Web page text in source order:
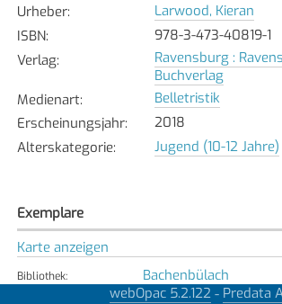
Urheber:
Larwood, Kieran
ISBN:
978-3-473-40819-1
Verlag:
Ravensburg :
Buchverlag
Medienart:
Belletristik
Erscheinungsjahr:
2018
Alterskategorie: Jugend (10-12 Jahre)
Exemplare
Karte anzeigen
Bibliothek: Bachenbülach
Verfügbar
webOpac 5.2.122 - Predata